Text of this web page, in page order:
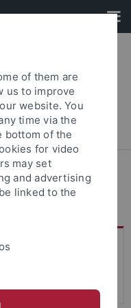
of them are
us to improve
website. You
time via the
bottom of the
for video
may set
and advertising
linked to the